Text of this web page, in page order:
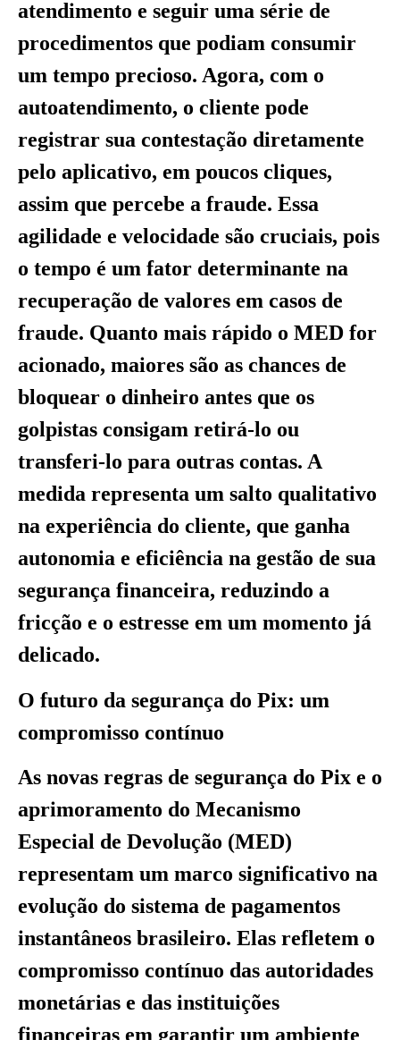
atendimento e seguir uma série de
procedimentos que podiam consumir
um tempo precioso. Agora, com o
autoatendimento, o cliente pode
registrar sua contestação diretamente
pelo aplicativo, em poucos cliques,
assim que percebe a fraude. Essa
agilidade e velocidade são cruciais, pois
o tempo é um fator determinante na
recuperação de valores em casos de
fraude. Quanto mais rápido o MED for
acionado, maiores são as chances de
bloquear o dinheiro antes que os
golpistas consigam retirá-lo ou
transferi-lo para outras contas. A
medida representa um salto qualitativo
na experiência do cliente, que ganha
autonomia e eficiência na gestão de sua
segurança financeira, reduzindo a
fricção e o estresse em um momento já
delicado.
O futuro da segurança do Pix: um
compromisso contínuo
As novas regras de segurança do Pix e o
aprimoramento do Mecanismo
Especial de Devolução (MED)
representam um marco significativo na
evolução do sistema de pagamentos
instantâneos brasileiro. Elas refletem o
compromisso contínuo das autoridades
monetárias e das instituições
financeiras em garantir um ambiente